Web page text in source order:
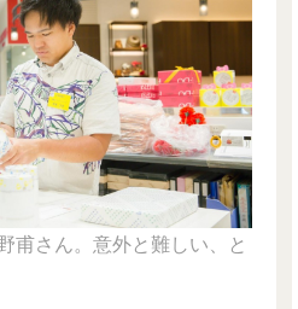
甫さん。意外と難しい、と